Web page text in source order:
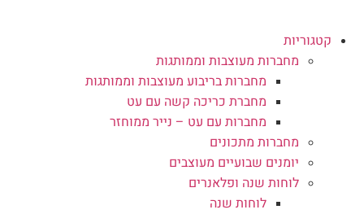
קטגוריות
מחברות מעוצבות וממותגות
מחברות בריבוע מעוצבות וממותגות
מחברת כריכה קשה עם עט
מחברות עם עט – נייר ממוחזר
מחברות מתכונים
יומנים שבועיים מעוצבים
לוחות שנה ופלאנרים
לוחות שנה